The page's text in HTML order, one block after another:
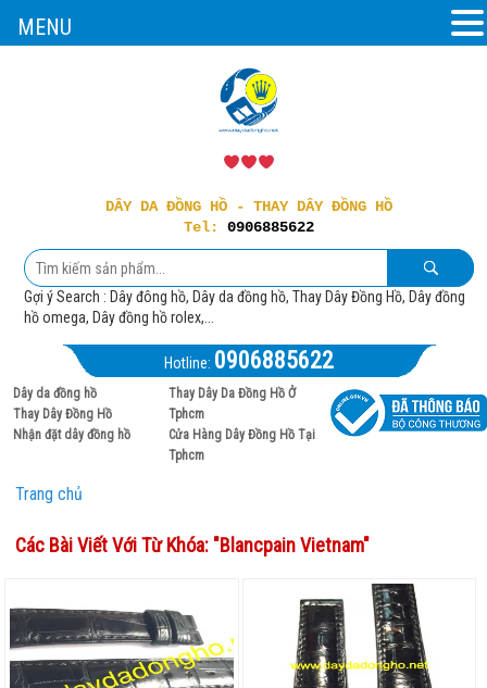
DÂY DA ĐỒNG HỒ - THAY DÂY ĐỒNG HỒ
Tel: 0906885622
Gợi ý Search : Dây đông hồ, Dây da đồng hồ, Thay Dây Đồng Hồ, Dây đồng
hồ omega, Dây đồng hồ rolex,...
Hotline: 0906885622
Dây da đồng hồ
Thay Dây Đồng Hồ
Nhận đặt dây đồng hồ
Thay Dây Da Đồng Hồ Ở
Tphcm
Cửa Hàng Dây Đồng Hồ Tại
Tphcm
Trang chủ
Các Bài Viết Với Từ Khóa: "Blancpain Vietnam"
MENU